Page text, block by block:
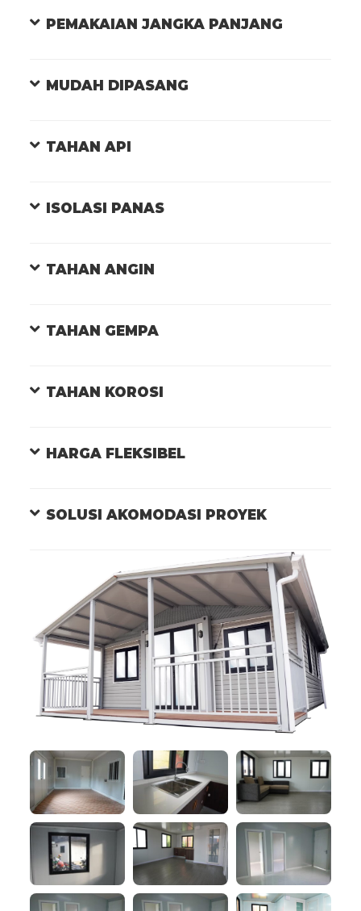
PEMAKAIAN JANGKA PANJANG
MUDAH DIPASANG
TAHAN API
ISOLASI PANAS
TAHAN ANGIN
TAHAN GEMPA
TAHAN KOROSI
HARGA FLEKSIBEL
SOLUSI AKOMODASI PROYEK